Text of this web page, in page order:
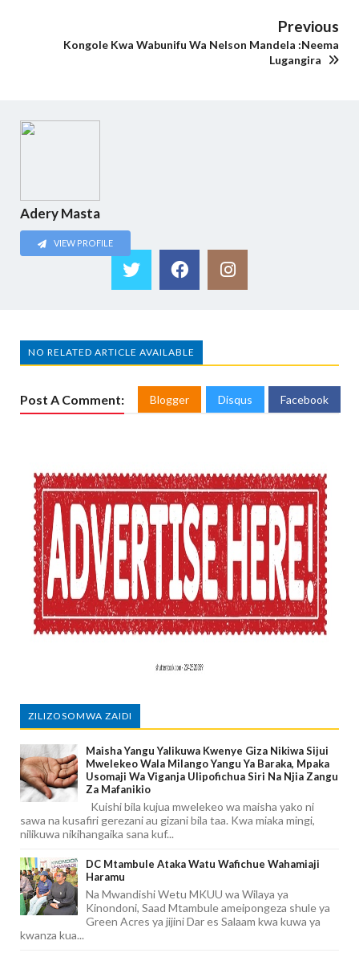
Previous
Kongole Kwa Wabunifu Wa Nelson Mandela :Neema
Lugangira
Adery Masta
VIEW PROFILE
NO RELATED ARTICLE AVAILABLE
Post A Comment: Blogger Disqus Facebook
ZILIZOSOMWA ZAIDI
Maisha Yangu Yalikuwa Kwenye Giza Nikiwa Sijui
Mwelekeo Wala Milango Yangu Ya Baraka, Mpaka
Usomaji Wa Viganja Ulipofichua Siri Na Njia Zangu
Za Mafanikio
Kuishi bila kujua mwelekeo wa maisha yako ni
sawa na kusafiri gerezani au gizani bila taa. Kwa miaka mingi,
nilikuwa nikihangaika sana kuf...
DC Mtambule Ataka Watu Wafichue Wahamiaji
Haramu
Na Mwandishi Wetu MKUU wa Wilaya ya
Kinondoni, Saad Mtambule ameipongeza shule ya
Green Acres ya jijini Dar es Salaam kwa kuwa ya
kwanza kua...